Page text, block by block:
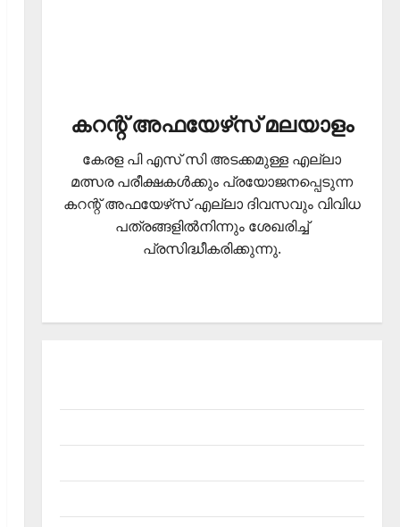
കറന്റ് അഫയേഴ്‌സ് മലയാളം
കേരള പി എസ് സി അടക്കമുള്ള എല്ലാ
മത്സര പരീക്ഷകള്‍ക്കും പ്രയോജനപ്പെടുന്ന
കറന്റ് അഫയേഴ്‌സ് എല്ലാ ദിവസവും വിവിധ
പത്രങ്ങളില്‍നിന്നും ശേഖരിച്ച്
പ്രസിദ്ധീകരിക്കുന്നു.